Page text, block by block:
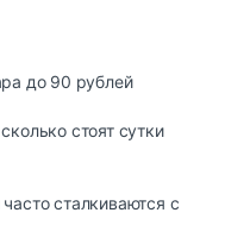
до 90 рублей
стоят сутки
сталкиваются с